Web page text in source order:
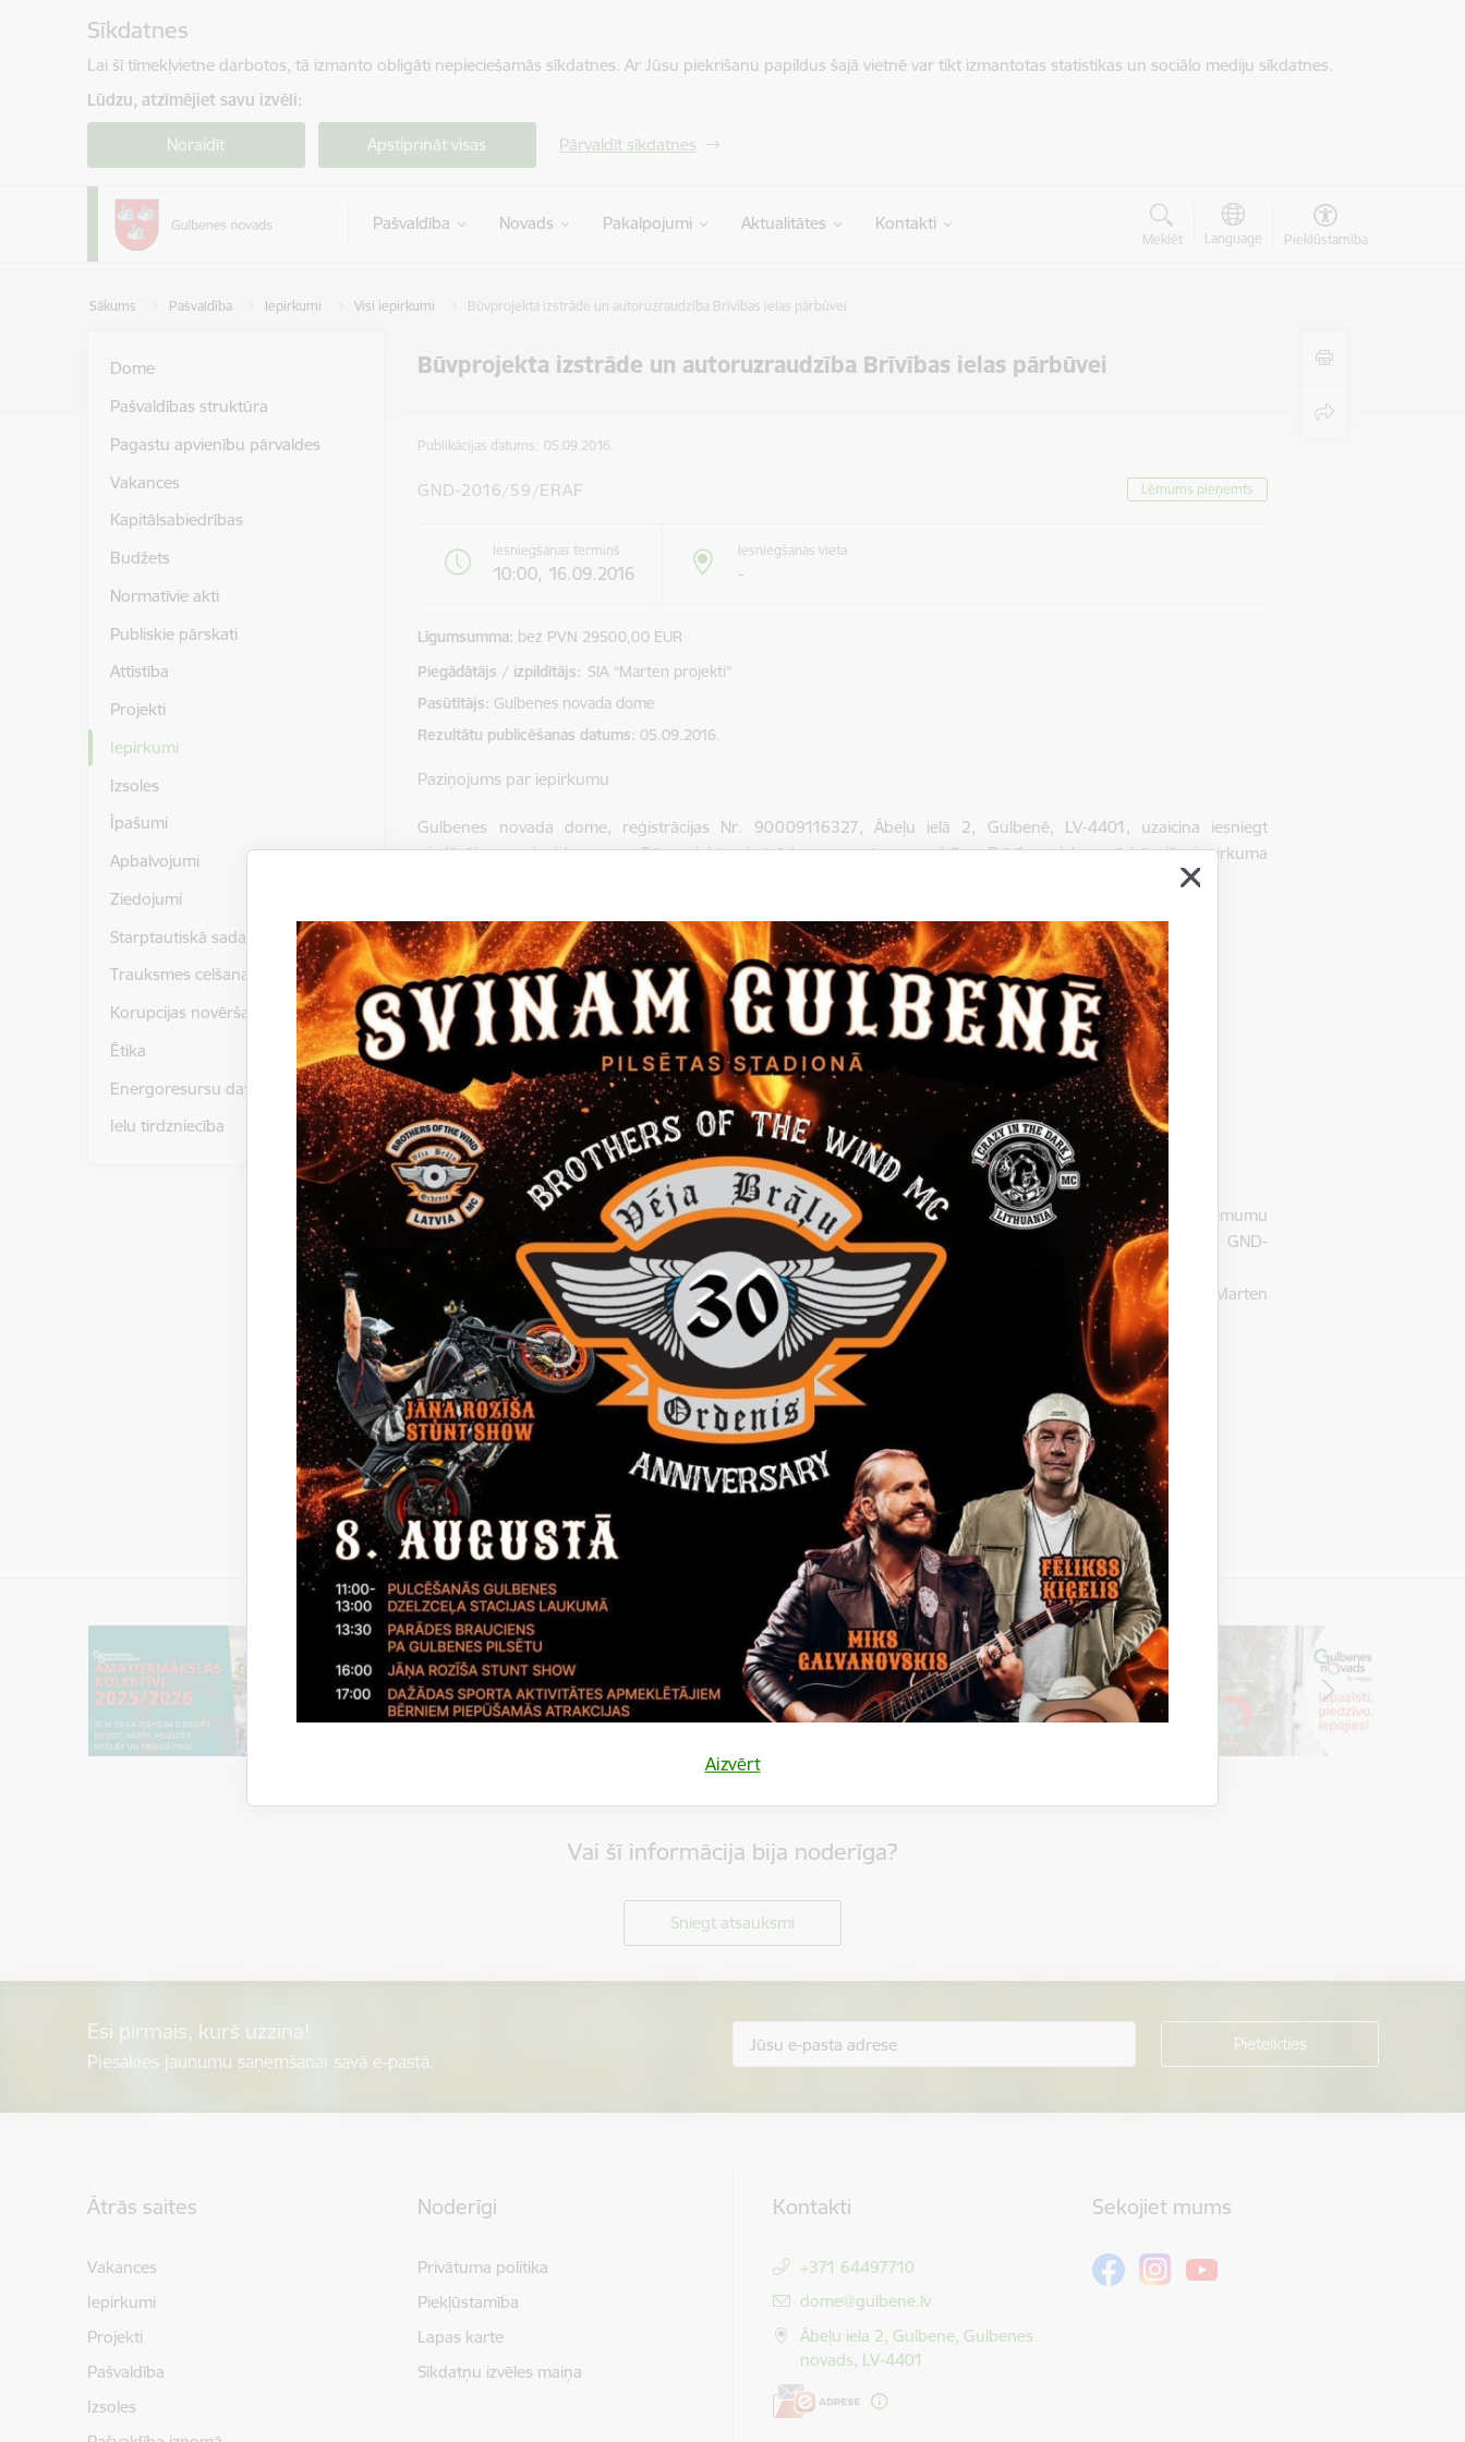
Sīkdatnes
Lai šī tīmekļvietne darbotos, tā izmanto obligāti nepieciešamās sīkdatnes. Ar Jūsu piekrišanu papildus šajā vietnē var tikt izmantotas statistikas un sociālo mediju sīkdatnes.
Lūdzu, atzīmējiet savu izvēli:
Noraidīt Apstiprināt visas Pārvaldīt sīkdatnes
Pašvaldība Novads Pakalpojumi Aktualitātes Kontakti
Meklēt Language Piekļūstamība
Sākums Pašvaldība Iepirkumi Visi iepirkumi Būvprojekta izstrāde un autoruzraudzība Brīvības ielas pārbūvei
Būvprojekta izstrāde un autoruzraudzība Brīvības ielas pārbūvei
Aizvērt
Dome
Pašvaldības struktūra
Pagastu apvienību pārvaldes
Vakances
Kapitālsabiedrības
Budžets
Normatīvie akti
Publiskie pārskati
Attīstība
Projekti
Iepirkumi
Izsoles
Īpašumi
Apbalvojumi
Ziedojumi
Starptautiskā sadarbība
Trauksmes celšana
Korupcijas novēršana
Ētika
Energoresursu dati un statistika
Ielu tirdzniecība
Publikācijas datums: 05.09.2016.
GND-2016/59/ERAF Lēmums pieņemts
Iesniegšanas termiņš
10:00, 16.09.2016
Iesniegšanas vieta
-
Līgumsumma bez PVN 29500,00 EUR
Piegādātājs / izpildītājs: SIA “Marten projekti”
Pasūtītājs Gulbenes novada dome
Rezultātu publicēšanas datums 05.09.2016.
Paziņojums par iepirkumu
Gulbenes novada dome, reģistrācijas Nr. 90009116327, Ābeļu ielā 2, Gulbenē, LV-4401, uzaicina iesniegt
piedāvājumus iepirkumam „Būvprojekta izstrāde un autoruzraudzība Brīvības ielas pārbūvei”, iepirkuma
Piedāvājumu iesniegšanas termiņš 16.09.2016. plkst.10.00.
Lejupielādēt:
Instrukcija_2016_59.doc
Lejupielādēt:
Brivibas__ielas_parbuve.pdf
Lejupielādēt:
Brīvības_ielas_topogrāfija_2016_gads.pdf
Lejupielādēt:
Projektēšanas_uzdevums_Brīvības_ielai.doc
Paziņojums par pieņemto lēmumu
Gulbenes novada dome, reģistrācijas Nr. 90009116327, Ābeļu ielā 2, Gulbenē, LV-4401, pieņēmusi lēmumu
iepirkumā „Būvprojekta izstrāde un autoruzraudzība Brīvības ielas pārbūvei”, iepirkuma identifikācijas Nr. GND-
2016/59/ERAF.
Gulbenes novada domes iepirkumu komisija 2016.gada 20.septembrī nolēmusi atzīt par uzvarētāju SIA “Marten
projekti”, reģ. Nr. 40103665072, ar līgumcenu bez PVN 29500,00 EUR.
Lejupielādēt:
Lemums_2016_59.pdf
Lejupielādēt:
Ligums_SIA_Marten_projekti.pdf
Vai šī informācija bija noderīga?
Sniegt atsauksmi
Esi pirmais, kurš uzzina!
Piesakies jaunumu saņemšanai savā e-pastā.
Ātrās saites
Vakances
Iepirkumi
Projekti
Pašvaldība
Izsoles
Noderīgi
Privātuma politika
Piekļūstamība
Lapas karte
Sīkdatņu izvēles maiņa
Kontakti
+371 64497710
E-pasts:
dome@gulbene.lv
Ābeļu iela 2, Gulbene, Gulbenes
novads, LV-4401
Sekojiet mums